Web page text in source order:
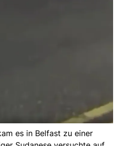
es in Belfast zu einer